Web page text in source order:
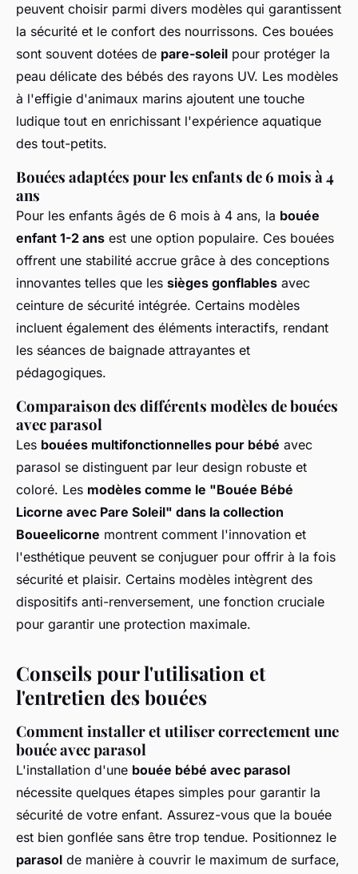
peuvent choisir parmi divers modèles qui garantissent
la sécurité et le confort des nourrissons. Ces bouées
sont souvent dotées de pare-soleil pour protéger la
peau délicate des bébés des rayons UV. Les modèles
à l'effigie d'animaux marins ajoutent une touche
ludique tout en enrichissant l'expérience aquatique
des tout-petits.
Bouées adaptées pour les enfants de 6 mois à 4
ans
Pour les enfants âgés de 6 mois à 4 ans, la bouée
enfant 1-2 ans est une option populaire. Ces bouées
offrent une stabilité accrue grâce à des conceptions
innovantes telles que les sièges gonflables avec
ceinture de sécurité intégrée. Certains modèles
incluent également des éléments interactifs, rendant
les séances de baignade attrayantes et
pédagogiques.
Comparaison des différents modèles de bouées
avec parasol
Les bouées multifonctionnelles pour bébé avec
parasol se distinguent par leur design robuste et
coloré. Les modèles comme le "Bouée Bébé
Licorne avec Pare Soleil" dans la collection
Boueelicorne montrent comment l'innovation et
l'esthétique peuvent se conjuguer pour offrir à la fois
sécurité et plaisir. Certains modèles intègrent des
dispositifs anti-renversement, une fonction cruciale
pour garantir une protection maximale.
Conseils pour l'utilisation et
l'entretien des bouées
Comment installer et utiliser correctement une
bouée avec parasol
L'installation d'une bouée bébé avec parasol
nécessite quelques étapes simples pour garantir la
sécurité de votre enfant. Assurez-vous que la bouée
est bien gonflée sans être trop tendue. Positionnez le
parasol de manière à couvrir le maximum de surface,